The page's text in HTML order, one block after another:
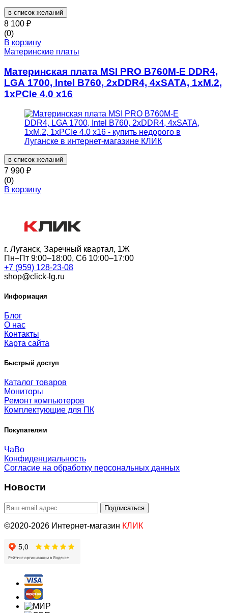
в список желаний
8 100 ₽
(0)
В корзину
Материнские платы
Материнская плата MSI PRO B760M-E DDR4,
LGA 1700, Intel B760, 2xDDR4, 4xSATA, 1xM.2,
1xPCIe 4.0 x16
в список желаний
7 990 ₽
(0)
В корзину
г. Луганск, Заречный квартал, 1Ж
Пн–Пт 9:00–18:00, Сб 10:00–17:00
+7 (959) 128-23-08
shop@click-lg.ru
Информация
Блог
О нас
Контакты
Карта сайта
Быстрый доступ
Каталог товаров
Мониторы
Ремонт компьютеров
Комплектующие для ПК
Покупателям
ЧаВо
Конфиденциальность
Согласие на обработку персональных данных
Новости
©2020-2026 Интернет-магазин КЛИК